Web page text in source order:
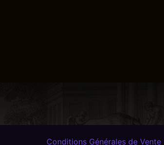
Conditions Générales de Vente